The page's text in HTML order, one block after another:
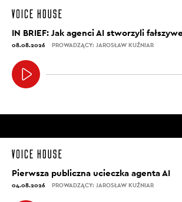
IN BRIEF: Jak agenci AI stworzyli
08.08.2026 PROWADZĄCY: JAROSŁAW KUŹNIAR
Pierwsza publiczna ucieczka agenta AI
04.08.2026 PROWADZĄCY: JAROSŁAW KUŹNIAR